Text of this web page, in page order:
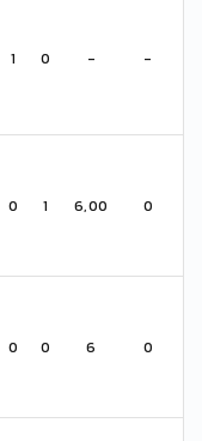
1 0 - -
0 1 6,00 0
0 0 6 0